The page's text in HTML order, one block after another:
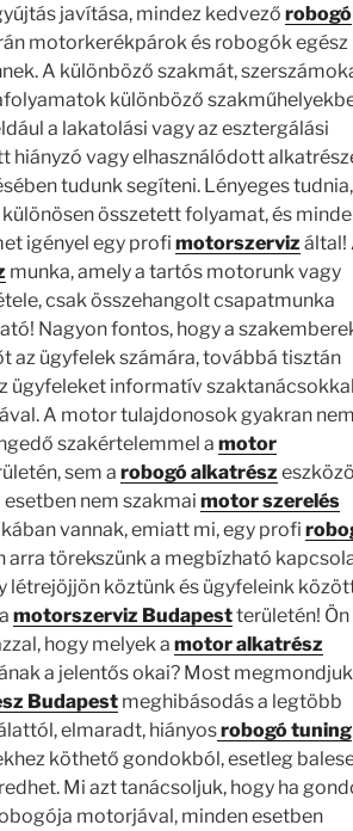
javítása, mindez kedvező robogó
motorkerékpárok és robogók egész
A különböző szakmát,
különböző
a lakatolási vagy az esztergálási
hiányzó vagy elhasználódott
tudunk segíteni. Lényeges tudnia,
összetett folyamat, és
igényel egy profimotorszerviz által!
munka, amely a tartós motorunk vagy
csak összehangolt csapatmunka
Nagyon fontos, hogy a
az ügyfelek számára, továbbá tisztán
ügyfeleket informatív szaktanácsokkal
A motor tulajdonosok gyakran nem
szakértelemmel amotor
sem arobogó alkatrész
nem szakmaimotor szerelés
vannak, emiatt mi, egy profi
arra törekszünk a megbízható
létrejöjjön köztünk és ügyfeleink
motorszerviz Budapestterületén! Ön
hogy melyek amotor alkatrész
a jelentős okai? Most megmondjuk
Budapestmeghibásodás a legtöbb
elmaradt, hiányosrobogó tuning
köthető gondokból, esetleg
Mi azt tanácsoljuk, hogy ha
motorjával, minden esetben